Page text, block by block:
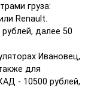
груза:
Renault.
далее 50
Ивановец,
для
- 10500 рублей,